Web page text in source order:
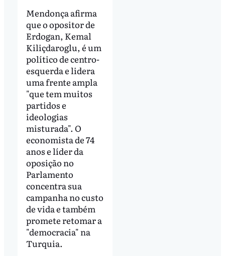
Mendonça afirma
que o opositor de
Erdogan, Kemal
Kiliçdaroglu, é um
político de centro-
esquerda e lidera
uma frente ampla
"que tem muitos
partidos e
ideologias
misturada". O
economista de 74
anos e líder da
oposição no
Parlamento
concentra sua
campanha no custo
de vida e também
promete retomar a
"democracia" na
Turquia.